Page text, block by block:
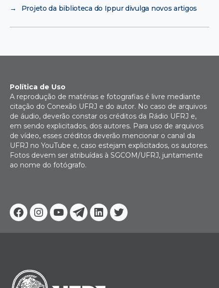
→
Projeto da biblioteca do Ippur divulga novos artigos
Facebook
Instagram
YoutubeTelegram
Linkedin
Twitter
Política de Uso
A reprodução de matérias e fotografias é livre mediante
citação do Conexão UFRJ e do autor. No caso de arquivos
de áudio, deverão constar os créditos da Rádio UFRJ e,
em sendo explicitados, dos autores. Para uso de arquivos
de vídeo, esses créditos deverão mencionar o canal da
UFRJ no YouTube e, caso estejam explicitados, os autores.
Fotos devem ser atribuídas à SGCOM/UFRJ, juntamente
ao nome do fotógrafo.